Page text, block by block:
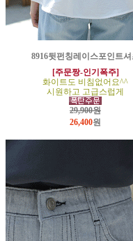
8916뒷펀칭레이스포인트셔
[주문짱-인기폭주]
화이트도 비침없어요^^
시원하고 고급스럽게
29,900원
26,400원